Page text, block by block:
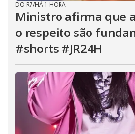
DO R7/HÁ 1 HORA
Ministro afirma que
o respeito são
#shorts #JR24H